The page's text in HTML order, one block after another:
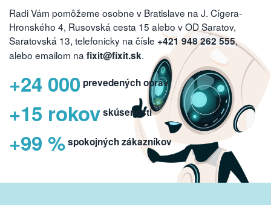
Radi Vám pomôžeme osobne v Bratislave na J. Cígera-
Hronského 4, Rusovská cesta 15 alebo v OD Saratov,
Saratovská 13, telefonicky na čísle +421 948 262 555,
alebo emailom na fixit@fixit.sk.
+24 000 prevedených opráv
+15 rokovskúseností
+99 %spokojných zákazníkov